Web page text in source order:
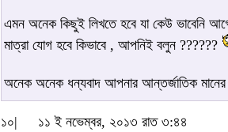
এমন অনেক কিছুই লিখতে হবে যা কেউ ভাবেনি
মাত্রা যোগ হবে কিভাবে , আপনিই বলুন ??????
অনেক অনেক ধন্যবাদ আপনার আন্তর্জাতিক
১০|
১১ ই নভেম্বর, ২০১৩ রাত ৩:৪৪